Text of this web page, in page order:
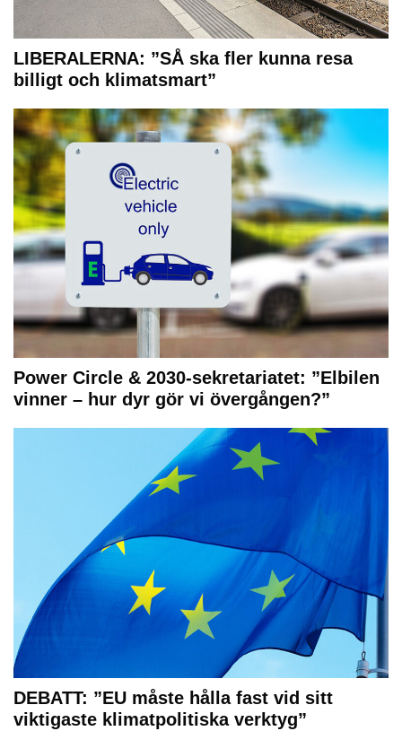
LIBERALERNA: ”SÅ ska fler kunna resa
billigt och klimatsmart”
Power Circle & 2030-sekretariatet: ”Elbilen
vinner – hur dyr gör vi övergången?”
DEBATT: ”EU måste hålla fast vid sitt
viktigaste klimatpolitiska verktyg”